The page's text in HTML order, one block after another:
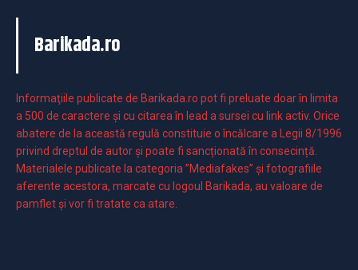
Barikada.ro
Informaţiile publicate de Barikada.ro pot fi preluate doar în limita
a 500 de caractere şi cu citarea în lead a sursei cu link activ. Orice
abatere de la această regulă constituie o încălcare a Legii 8/1996
privind dreptul de autor și poate fi sancționată în consecință.
Materialele publicate la categoria ”Mediafakes” și fotografiile
aferente acestora, marcate cu logoul Barikada, au valoare de
pamflet și vor fi tratate ca atare.